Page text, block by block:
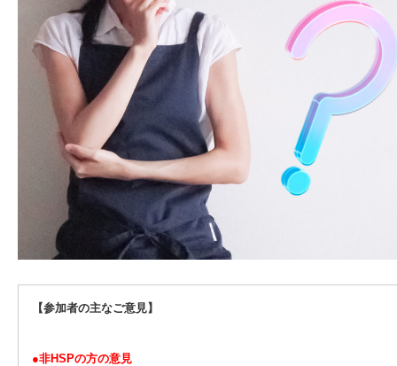
【参加者の主なご意見】
●非HSPの方の意見